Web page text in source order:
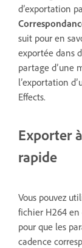
d’exportation
suit pour en
exportée dans
partage d’une
l’exportation
Effects.
Exporter
rapide
Vous pouvez
fichier H264 en
pour que les
cadence